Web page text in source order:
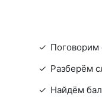
Поговорим
Разберём
Найдём